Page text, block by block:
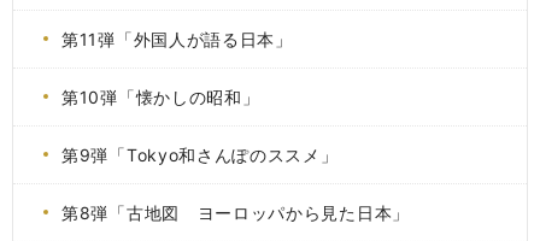
第11弾「外国人が語る日本」
第10弾「懐かしの昭和」
第9弾「Tokyo和さんぽのススメ」
第8弾「古地図 ヨーロッパから見た日本」